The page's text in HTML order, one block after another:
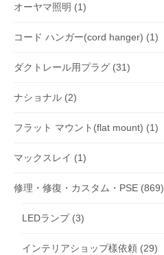
オーヤマ照明 (1)
コード ハンガー(cord hanger) (1)
ダクトレール用プラグ (31)
ナショナル (2)
フラット マウント(flat mount) (1)
マックスレイ (1)
修理・修復・カスタム・PSE (869)
LEDランプ(3)
インテリアショップ樣依頼 (29)